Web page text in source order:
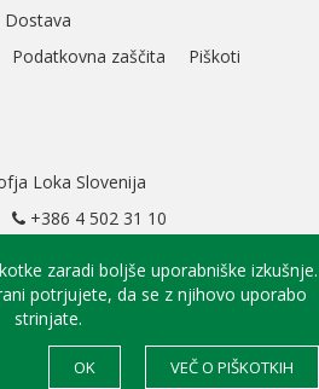
Dostava
Podatkovna zaščita
Piškoti
Loka Slovenija
+386 4 502 31 10
VBH Trgovina d.o.o. Vse pravice
| VBH Trgovina 24
zaradi boljše uporabniške izkušnje.
potrjujete, da se z njihovo uporabo
strinjate.
VEČ O PIŠKOTKIH
OK